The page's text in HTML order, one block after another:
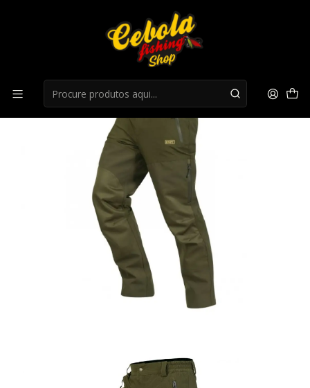
Calças Hart Gorosta-T